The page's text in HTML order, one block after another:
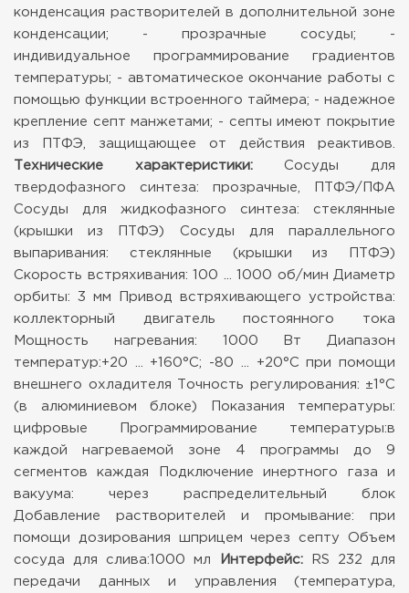
конденсация растворителей в дополнительной зоне
конденсации; - прозрачные сосуды; -
индивидуальное программирование градиентов
температуры; - автоматическое окончание работы с
помощью функции встроенного таймера; - надежное
крепление септ манжетами;
- септы имеют покрытие
из ПТФЭ, защищающее от действия реактивов.
Технические характеристики:
Сосуды для
твердофазного синтеза: прозрачные, ПТФЭ/ПФА
Сосуды для жидкофазного синтеза: стеклянные
(крышки из ПТФЭ)
Сосуды для параллельного
выпаривания: стеклянные (крышки из ПТФЭ)
Скорость встряхивания: 100 ... 1000 об/мин Диаметр
орбиты: 3 мм Привод встряхивающего устройства:
коллекторный двигатель постоянного тока
Мощность нагревания: 1000 Вт Диапазон
температур:+20 ... +160°C;
-80 ... +20°C при помощи
внешнего охладителя Точность регулирования: ±1°C
(в алюминиевом блоке) Показания температуры:
цифровые Программирование температуры:в
каждой нагреваемой зоне 4 программы до 9
сегментов каждая
Подключение инертного газа и
вакуума: через распределительный блок
Добавление растворителей и промывание: при
помощи дозирования шприцем через септу Объем
сосуда для слива:1000 мл
Интерфейс:RS 232 для
передачи данных и управления (температура,